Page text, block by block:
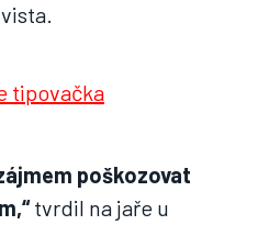
poškozovat
tvrdil na jaře u